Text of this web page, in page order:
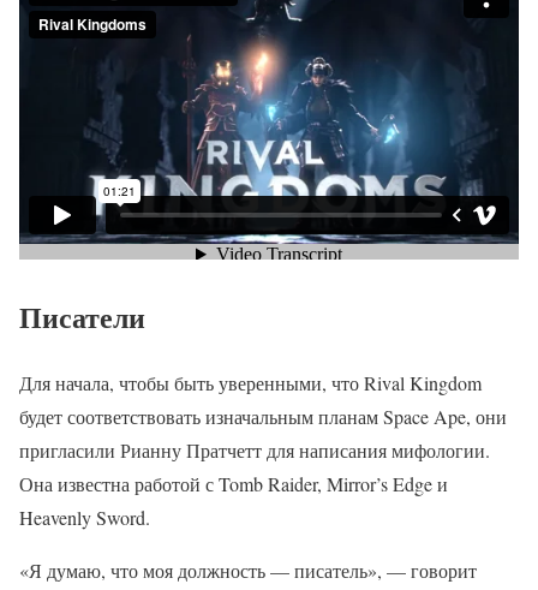
Писатели
Для начала, чтобы быть уверенными, что Rival Kingdom
будет соответствовать изначальным планам Space Ape, они
пригласили Рианну Пратчетт для написания мифологии.
Она известна работой с Tomb Raider, Mirror’s Edge и
Heavenly Sword.
«Я думаю, что моя должность — писатель», — говорит